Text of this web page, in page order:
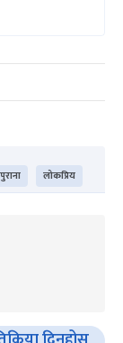
पुराना लोकप्रिय